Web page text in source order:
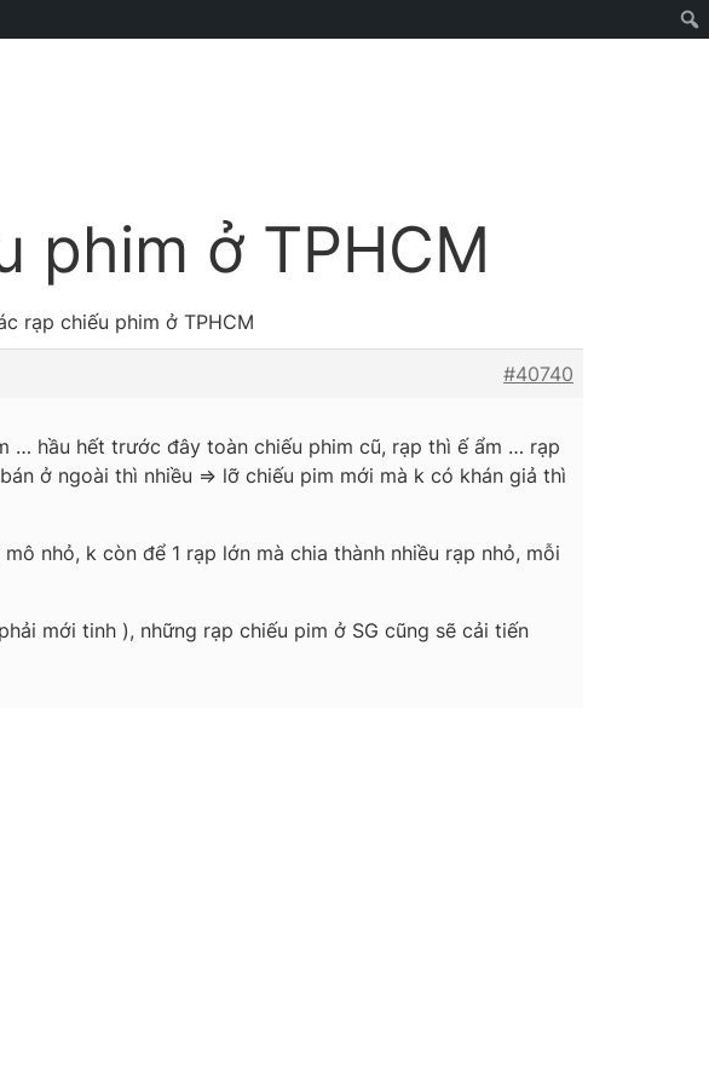
phim ở TPHCM
rạp chiếu phim ở TPHCM
#40740
… hầu hết trước đây toàn chiếu phim cũ, rạp thì ế ẩm … rạp
ở ngoài thì nhiều => lỡ chiếu pim mới mà k có khán giả thì
nhỏ, k còn để 1 rạp lớn mà chia thành nhiều rạp nhỏ, mỗi
mới tinh ), những rạp chiếu pim ở SG cũng sẽ cải tiến